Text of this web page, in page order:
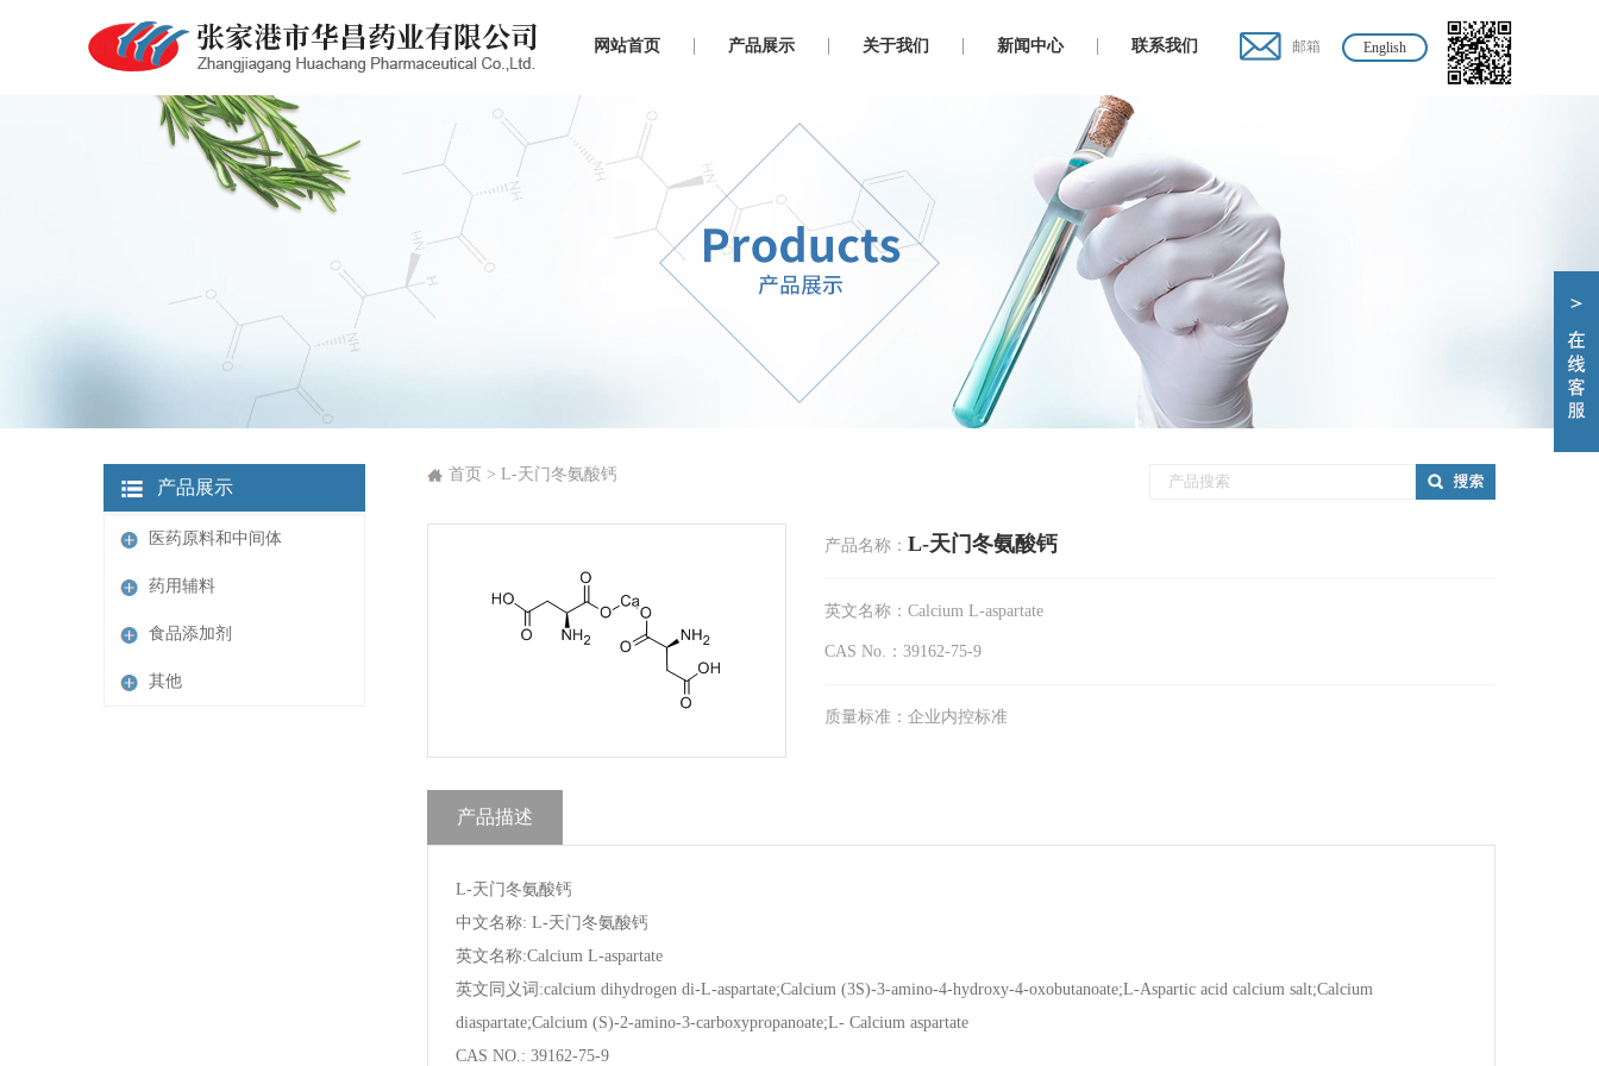
English
邮箱
网站首页 产品展示 关于我们 新闻中心 联系我们
产品展示
医药原料和中间体
药用辅料
食品添加剂
其他
首页 > L-天门冬氨酸钙
产品名称： L-天门冬氨酸钙
英文名称：Calcium L-aspartate
CAS No.：39162-75-9
质量标准：企业内控标准
产品描述
L-天门冬氨酸钙
中文名称: L-天门冬氨酸钙
英文名称:Calcium L-aspartate
英文同义词:calcium dihydrogen di-L-aspartate;Calcium (3S)-3-amino-4-hydroxy-4-oxobutanoate;L-Aspartic acid calcium salt;Calcium
diaspartate;Calcium (S)-2-amino-3-carboxypropanoate;L- Calcium aspartate
CAS NO.: 39162-75-9